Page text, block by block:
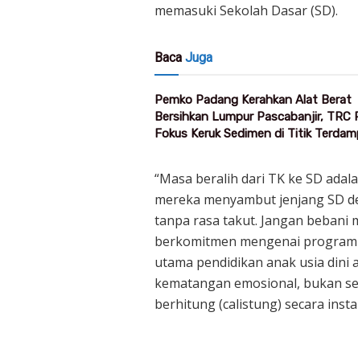
memasuki Sekolah Dasar (SD).
Baca Juga
Pemko Padang Kerahkan Alat Berat
Bersihkan Lumpur Pascabanjir, TRC
Fokus Keruk Sedimen di Titik
“Masa beralih dari TK ke SD
mereka menyambut jenjang SD
tanpa rasa takut. Jangan bebani
berkomitmen mengenai
utama pendidikan anak usia dini
kematangan emosional, bukan
berhitung (calistung) secara